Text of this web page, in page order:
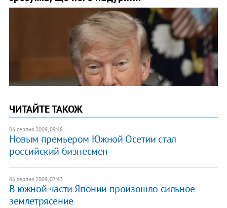
ЧИТАЙТЕ ТАКОЖ
06 серпня 2009, 09:48
Новым премьером Южной Осетии стал
российский бизнесмен
06 серпня 2009, 07:43
В южной части Японии произошло сильное
землетрясение